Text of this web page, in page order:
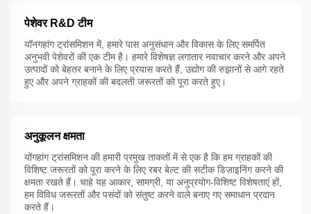
पेशेवर R&D टीम
यॉनगहांग ट्रांसमिशन में, हमारे पास अनुसंधान और विकास के लिए समर्पित
अनुभवी पेशेवरों की एक टीम है। हमारे विशेषज्ञ लगातार नवाचार करने और अपने
उत्पादों को बेहतर बनाने के लिए प्रयास करते हैं, उद्योग की रुझानों से आगे रहते
हुए और अपने ग्राहकों की बदलती जरूरतों को पूरा करते हुए।
अनुकूलन क्षमता
योंगहांग ट्रांसमिशन की हमारी प्रमुख ताकतों में से एक है कि हम ग्राहकों की
विशिष्ट जरूरतों को पूरा करने के लिए रबर बेल्ट की सटीक डिज़ाइनिंग करने की
क्षमता रखते हैं। चाहे यह आकार, सामग्री, या अनुप्रयोग-विशिष्ट विशेषताएं हों,
हम विविध जरूरतों और पसंदों को संतुष्ट करने वाले बनाए गए समाधान प्रदान
करते हैं।